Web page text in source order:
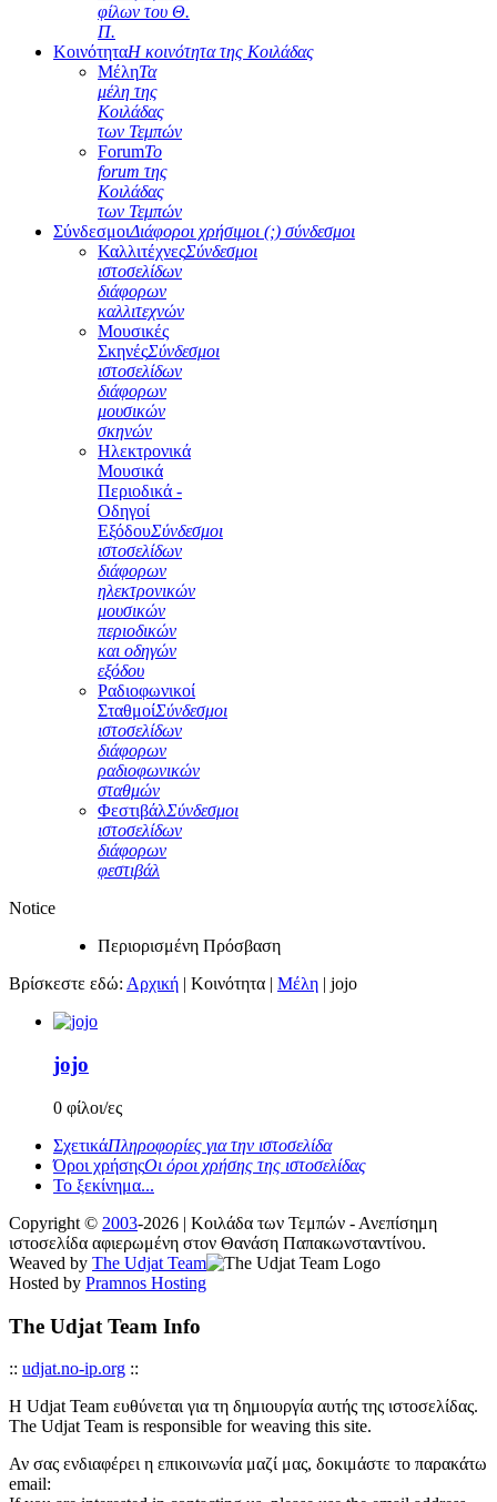
φίλων του Θ.
Π.
ΚοινότηταΗ κοινότητα της Κοιλάδας
ΜέληΤα
μέλη της
Κοιλάδας
των Τεμπών
ForumΤο
forum της
Κοιλάδας
των Τεμπών
ΣύνδεσμοιΔιάφοροι χρήσιμοι (;) σύνδεσμοι
ΚαλλιτέχνεςΣύνδεσμοι
ιστοσελίδων
διάφορων
καλλιτεχνών
Μουσικές
ΣκηνέςΣύνδεσμοι
ιστοσελίδων
διάφορων
μουσικών
σκηνών
Ηλεκτρονικά
Μουσικά
Περιοδικά -
Οδηγοί
ΕξόδουΣύνδεσμοι
ιστοσελίδων
διάφορων
ηλεκτρονικών
μουσικών
περιοδικών
και οδηγών
εξόδου
Ραδιοφωνικοί
ΣταθμοίΣύνδεσμοι
ιστοσελίδων
διάφορων
ραδιοφωνικών
σταθμών
ΦεστιβάλΣύνδεσμοι
ιστοσελίδων
διάφορων
φεστιβάλ
Notice
Περιορισμένη Πρόσβαση
Βρίσκεστε εδώ: Αρχική | Κοινότητα | Μέλη | jojo
jojo
0 φίλοι/ες
ΣχετικάΠληροφορίες για την ιστοσελίδα
Όροι χρήσηςΟι όροι χρήσης της ιστοσελίδας
Το ξεκίνημα...
Copyright © 2003-2026 | Κοιλάδα των Τεμπών - Ανεπίσημη
ιστοσελίδα αφιερωμένη στον Θανάση Παπακωνσταντίνου.
Weaved by The Udjat Team
Hosted by Pramnos Hosting
The Udjat Team Info
:: udjat.no-ip.org ::
Η Udjat Team ευθύνεται για τη δημιουργία αυτής της ιστοσελίδας.
The Udjat Team is responsible for weaving this site.
Αν σας ενδιαφέρει η επικοινωνία μαζί μας, δοκιμάστε το παρακάτω
email: